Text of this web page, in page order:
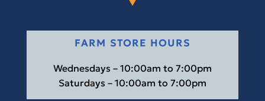
FARM STORE HOURS
Wednesdays – 10:00am to 7:00pm
Saturdays – 10:00am to 7:00pm